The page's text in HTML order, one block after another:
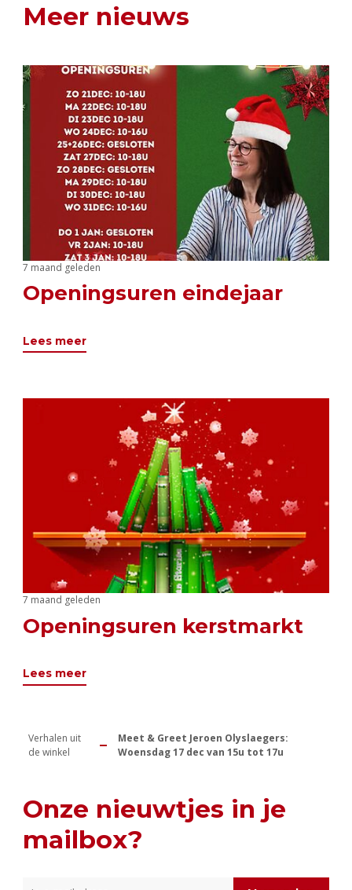
Meer nieuws
7 maand geleden
Openingsuren eindejaar
Lees meer
7 maand geleden
Openingsuren kerstmarkt
Lees meer
Verhalen uit
de winkel
Meet & Greet Jeroen Olyslaegers:
Woensdag 17 dec van 15u tot 17u
Onze nieuwtjes in je
mailbox?